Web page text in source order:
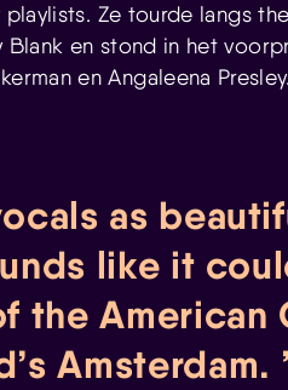
Ze tourde langs
en stond in het
en Angaleena Presley.
as
like it
the American
Amsterdam.